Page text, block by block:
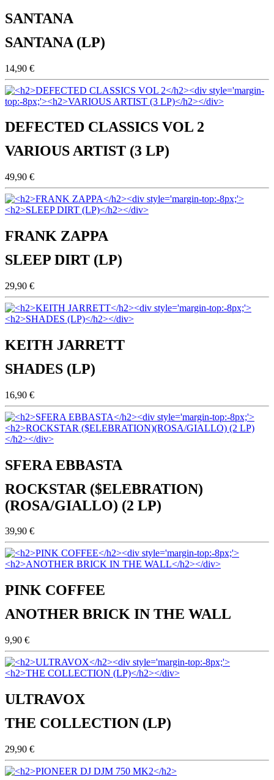
SANTANA
SANTANA (LP)
14,90 €
DEFECTED CLASSICS VOL 2
VARIOUS ARTIST (3 LP)
49,90 €
FRANK ZAPPA
SLEEP DIRT (LP)
29,90 €
KEITH JARRETT
SHADES (LP)
16,90 €
SFERA EBBASTA
ROCKSTAR ($ELEBRATION)
(ROSA/GIALLO) (2 LP)
39,90 €
PINK COFFEE
ANOTHER BRICK IN THE WALL
9,90 €
ULTRAVOX
THE COLLECTION (LP)
29,90 €